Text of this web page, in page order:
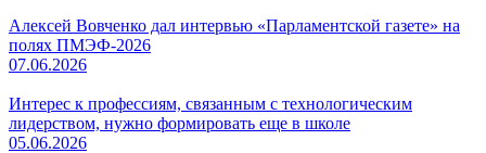
Алексей Вовченко дал интервью «Парламентской газете» на
полях ПМЭФ-2026
07.06.2026
Интерес к профессиям, связанным с технологическим
лидерством, нужно формировать еще в школе
05.06.2026